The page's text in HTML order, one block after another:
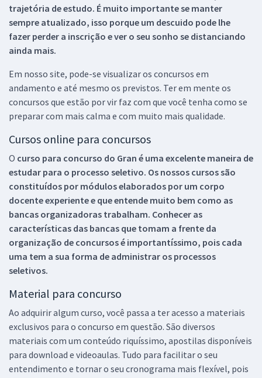
trajetória de estudo. É muito importante se manter
sempre atualizado, isso porque um descuido pode lhe
fazer perder a inscrição e ver o seu sonho se distanciando
ainda mais.
Em nosso site, pode-se visualizar os concursos em
andamento e até mesmo os previstos. Ter em mente os
concursos que estão por vir faz com que você tenha como se
preparar com mais calma e com muito mais qualidade.
Cursos online para concursos
O curso para concurso do Gran é uma excelente maneira de
estudar para o processo seletivo. Os nossos cursos são
constituídos por módulos elaborados por um corpo
docente experiente e que entende muito bem como as
bancas organizadoras trabalham. Conhecer as
características das bancas que tomam a frente da
organização de concursos é importantíssimo, pois cada
uma tem a sua forma de administrar os processos
seletivos.
Material para concurso
Ao adquirir algum curso, você passa a ter acesso a materiais
exclusivos para o concurso em questão. São diversos
materiais com um conteúdo riquíssimo, apostilas disponíveis
para download e videoaulas. Tudo para facilitar o seu
entendimento e tornar o seu cronograma mais flexível, pois